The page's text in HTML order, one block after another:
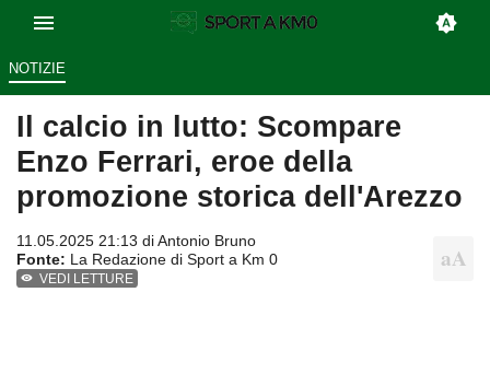
NOTIZIE
Il calcio in lutto: Scompare
Enzo Ferrari, eroe della
promozione storica dell'Arezzo
11.05.2025 21:13 diAntonio Bruno
Fonte: La Redazione di Sport a Km 0
VEDI LETTURE